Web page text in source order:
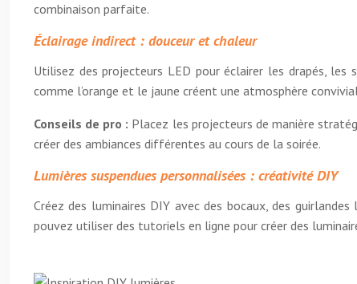
combinaison parfaite.
Éclairage indirect : douceur et chaleur
Utilisez des projecteurs LED pour éclairer les drapés, les
comme l’orange et le jaune créent une atmosphère
Conseils de pro : Placez les projecteurs de manière
créer des ambiances différentes au cours de la soirée.
Lumières suspendues personnalisées : créativité DIY
Créez des luminaires DIY avec des bocaux, des
pouvez utiliser des tutoriels en ligne pour créer des